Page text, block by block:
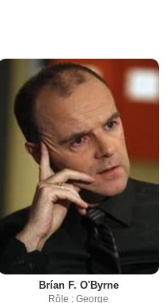
Brían F. O'Byrne
Rôle : George